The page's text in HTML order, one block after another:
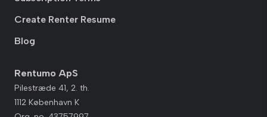
Create Renter Resume
Blog
Rentumo ApS
Pilestræde 41, 2. th.
1112 København K